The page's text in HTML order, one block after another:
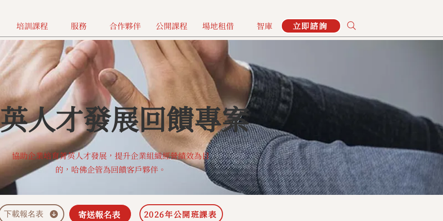
培訓課程 服務 合作夥伴 公開課程 場地租借 智庫 立即諮詢
人才發展回饋專案
協助企業培育菁英人才發展，提升企業組織經營績效為目
的，哈佛企管為回饋客戶夥伴。
下載報名表 寄送報名表 2026年公開班課表